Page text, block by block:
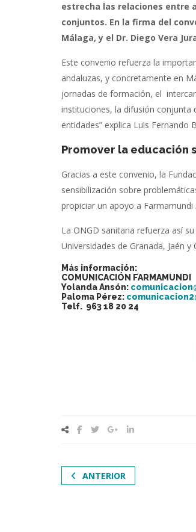
estrecha las relaciones entre
conjuntos. En la firma del
Málaga, y el Dr. Diego Vera
Este convenio refuerza la
andaluzas, y concretamente en
jornadas de formación, el
instituciones, la difusión conjunta
entidades” explica Luis Fernando
Promover la educación
Gracias a este convenio, la
sensibilización sobre
propiciar un apoyo a
La ONGD sanitaria refuerza así
Universidades de Granada, Jaén
Más información:
COMUNICACIÓN FARMAMUNDI
Yolanda Ansón:
Paloma Pérez:
Telf. 963 18 20 24
ANTERIOR